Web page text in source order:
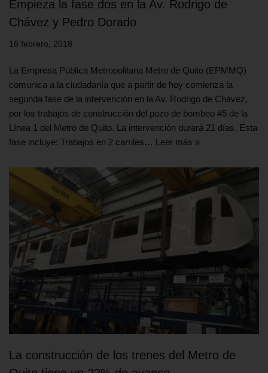
Empieza la fase dos en la Av. Rodrigo de
Chávez y Pedro Dorado
16 febrero, 2018
La Empresa Pública Metropolitana Metro de Quito (EPMMQ)
comunica a la ciudadanía que a partir de hoy comienza la
segunda fase de la intervención en la Av. Rodrigo de Chávez,
por los trabajos de construcción del pozo de bombeo #5 de la
Línea 1 del Metro de Quito. La intervención durará 21 días. Esta
fase incluye: Trabajos en 2 carriles… Leer más »
La construcción de los trenes del Metro de